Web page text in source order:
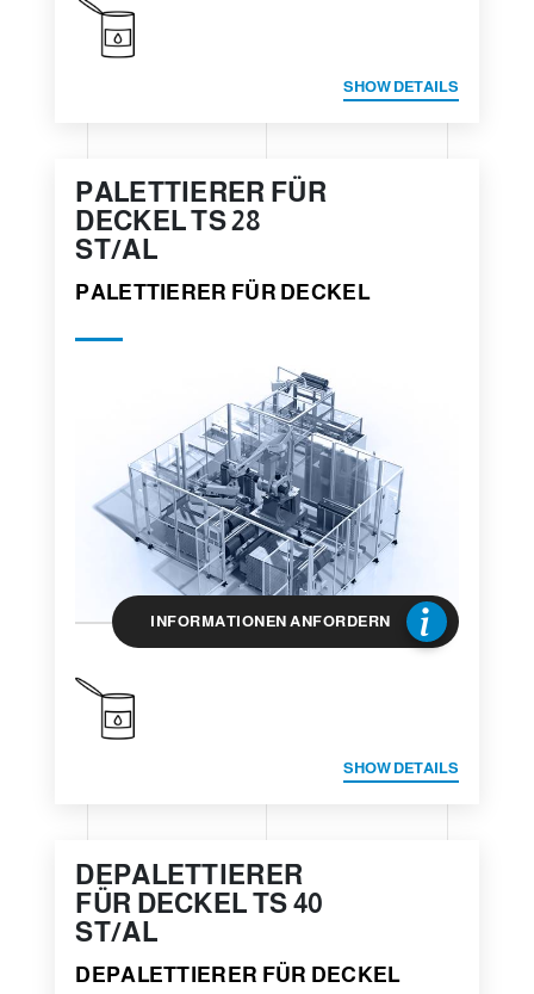
SHOW DETAILS
PALETTIERER FÜR
DECKEL TS 28
ST/AL
PALETTIERER FÜR DECKEL
INFORMATIONEN ANFORDERN
SHOW DETAILS
DEPALETTIERER
FÜR DECKEL TS 40
ST/AL
DEPALETTIERER FÜR DECKEL